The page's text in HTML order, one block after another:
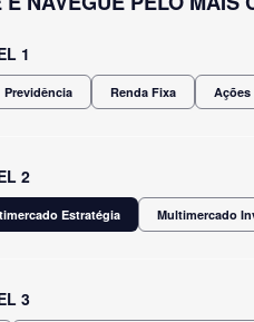
1
Previdência Renda Fixa Ações
2
Estratégia Multimercado
3